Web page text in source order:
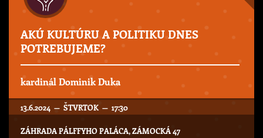
AKÚ KULTÚRU A POLITIKU DNES
POTREBUJEME?
kardinál Dominik Duka
13.6.2024 — ŠTVRTOK — 17:30
ZÁHRADA PÁLFFYHO PALÁCA, ZÁMOCKÁ 47